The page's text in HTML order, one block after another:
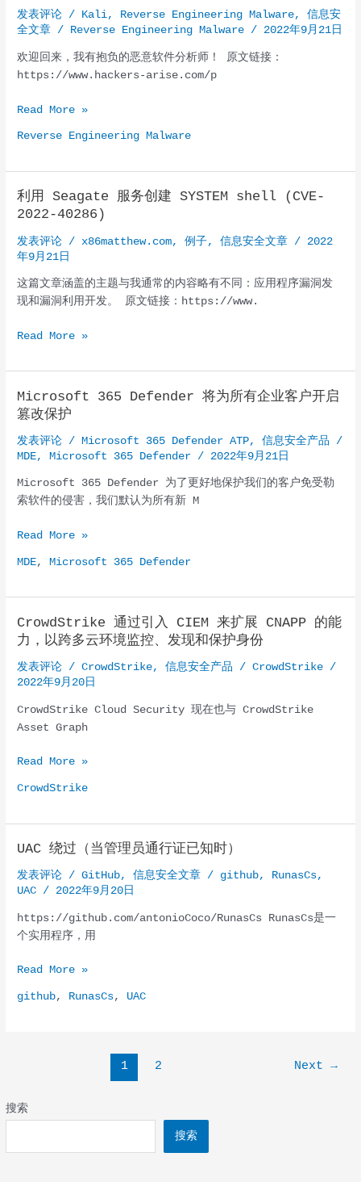
搜索
搜索
软
件：
向
和
汇
编
发表评论 / Kali, Reverse Engineering Malware,信息安
全文章 / Reverse Engineering Malware / 2022年9月21日
欢迎回来，我有抱负的恶意软件分析师！ 原文链接：
https://www.hackers-arise.com/p
逆
意
软
件，
第
部
分：
统
或
行
为
析
Read More »
Reverse Engineering Malware
利用 Seagate 服务创建 SYSTEM shell (CVE-
2022-40286)
发表评论 / x86matthew.com,例子,信息安全文章 / 2022
年9月21日
这篇文章涵盖的主题与我通常的内容略有不同：应用程序漏洞发
现和漏洞利用开发。 原文链接：https://www.
利
Seagate
务
创
建
SYSTEM
shell
(CVE-
40286)
Read More »
Microsoft 365 Defender 将为所有企业客户开启
篡改保护
发表评论 / Microsoft 365 Defender ATP,信息安全产品 /
MDE, Microsoft 365 Defender / 2022年9月21日
Microsoft 365 Defender 为了更好地保护我们的客户免受勒
索软件的侵害，我们默认为所有新 M
Microsoft
Defender
所
有
企
业
户
开
篡
改
Read More »
MDE, Microsoft 365 Defender
CrowdStrike 通过引入 CIEM 来扩展 CNAPP 的能
力，以跨多云环境监控、发现和保护身份
发表评论 /CrowdStrike,信息安全产品 /CrowdStrike /
2022年9月20日
CrowdStrike Cloud Security 现在也与 CrowdStrike
Asset Graph
CrowdStrike
CIEM
来
扩
CNAPP
的
力，
以
控、
现
Read More »
CrowdStrike
UAC 绕过（当管理员通行证已知时）
发表评论 /GitHub,信息安全文章 / github, RunasCs,
UAC / 2022年9月20日
https://github.com/antonioCoco/RunasCs RunasCs是一
个实用程序，用
UAC
过
行
Read More »
github, RunasCs, UAC
1 2 Next →